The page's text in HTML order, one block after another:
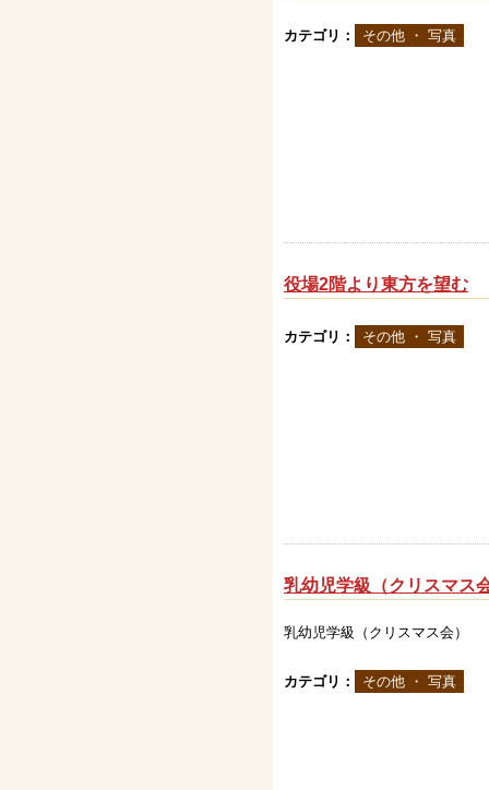
カテゴリ： その他 ・ 写真
役場2階より東方を望む
カテゴリ： その他 ・ 写真
乳幼児学級（クリスマス
乳幼児学級（クリスマス会）
カテゴリ： その他 ・ 写真